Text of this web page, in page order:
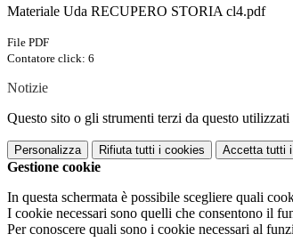
Materiale Uda RECUPERO STORIA cl4.pdf
File PDF
Contatore click: 6
Notizie
Questo sito o gli strumenti terzi da questo
Personalizza Rifiuta tutti i cookies Accetta tutti
Gestione cookie
In questa schermata è possibile scegliere quali
I cookie necessari sono quelli che consentono il
Per conoscere quali sono i cookie necessari al